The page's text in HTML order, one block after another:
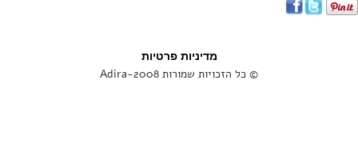
מדיניות פרטיות
© כל הזכויות שמורות Adira-2008